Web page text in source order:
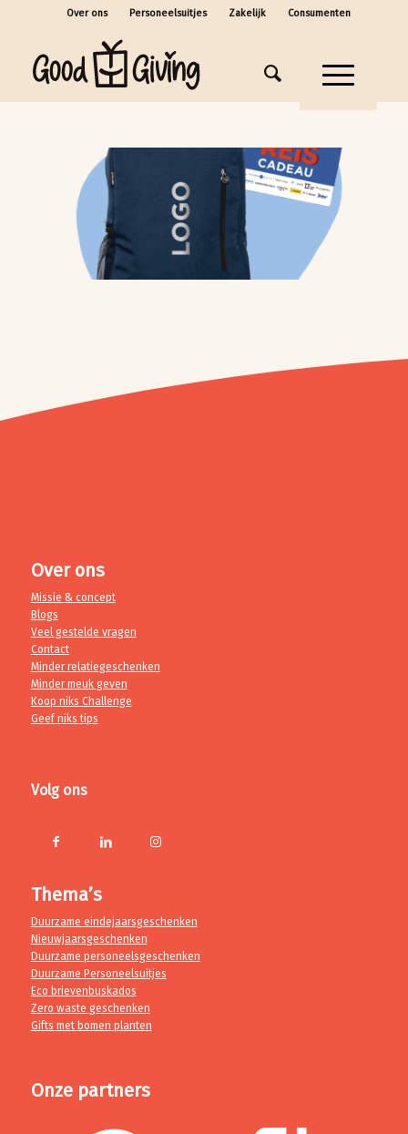
Over ons Personeelsuitjes Zakelijk Consumenten
Over ons
Missie & concept
Blogs
Veel gestelde vragen
Contact
Minder relatiegeschenken
Minder meuk geven
Koop niks Challenge
Geef niks tips
Volg ons
Thema’s
Duurzame eindejaarsgeschenken
Nieuwjaarsgeschenken
Duurzame personeelsgeschenken
Duurzame Personeelsuitjes
Eco brievenbuskados
Zero waste geschenken
Gifts met bomen planten
Onze partners